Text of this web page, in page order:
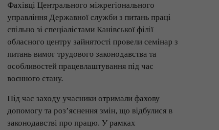
Фахівці Центрального міжрегіонального
управління Державної служби з питань праці
спільно зі спеціалістами Канівської філії
обласного центру зайнятості провели семінар з
питань вимог трудового законодавства та
особливостей працевлаштування під час
воєнного стану.
Під час заходу учасники отримали фахову
допомогу та роз’яснення змін, що відбулися в
законодавстві про працю. У рамках